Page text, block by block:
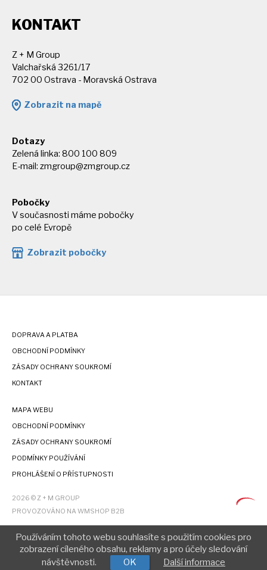
KONTAKT
Z + M Group
Valchařská 3261/17
702 00 Ostrava - Moravská Ostrava
Zobrazit na mapě
Dotazy
Zelená linka: 800 100 809
E-mail: zmgroup@zmgroup.cz
Pobočky
V současnosti máme pobočky
po celé Evropě
Zobrazit pobočky
DOPRAVA A PLATBA
OBCHODNÍ PODMÍNKY
ZÁSADY OCHRANY SOUKROMÍ
KONTAKT
MAPA WEBU
OBCHODNÍ PODMÍNKY
ZÁSADY OCHRANY SOUKROMÍ
PODMÍNKY POUŽÍVÁNÍ
PROHLÁŠENÍ O PŘÍSTUPNOSTI
2026 © Z + M GROUP
PROVOZOVÁNO NA WMSHOP B2B
Používáním tohoto webu souhlasíte s použitím cookies pro
zobrazení cíleného obsahu, reklamy a pro účely sledování
návštěvnosti.
OK Další informace